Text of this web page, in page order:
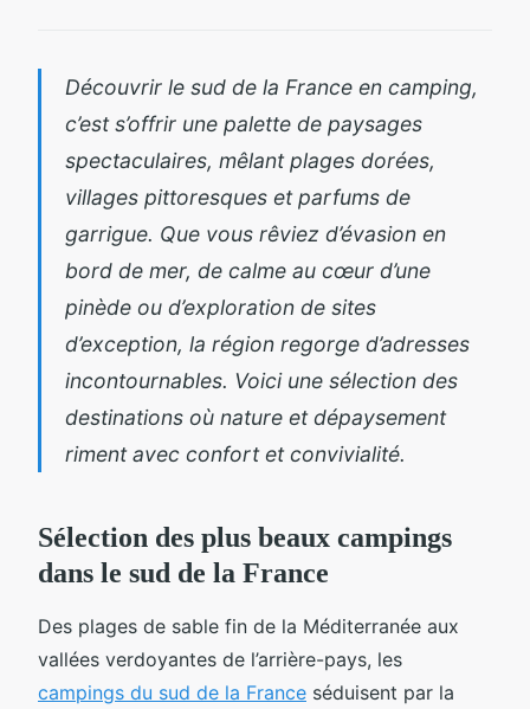
Découvrir le sud de la France en camping,
c’est s’offrir une palette de paysages
spectaculaires, mêlant plages dorées,
villages pittoresques et parfums de
garrigue. Que vous rêviez d’évasion en
bord de mer, de calme au cœur d’une
pinède ou d’exploration de sites
d’exception, la région regorge d’adresses
incontournables. Voici une sélection des
destinations où nature et dépaysement
riment avec confort et convivialité.
Sélection des plus beaux campings
dans le sud de la France
Des plages de sable fin de la Méditerranée aux
vallées verdoyantes de l’arrière-pays, les
campings du sud de la France séduisent par la